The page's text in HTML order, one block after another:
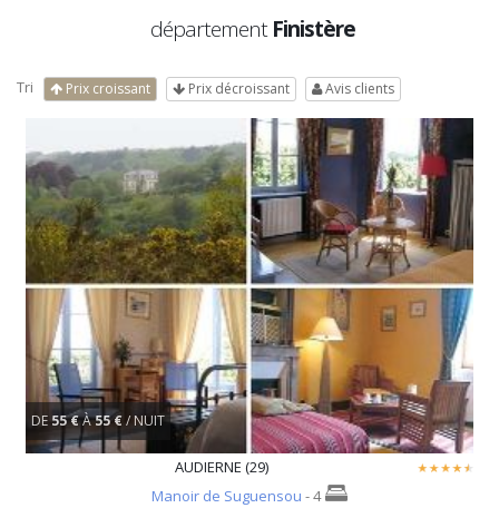
départementFinistère
Tri Prix croissant Prix décroissant Avis clients
DE 55 €À55 €/ NUIT
AUDIERNE (29)
Manoir de Suguensou - 4